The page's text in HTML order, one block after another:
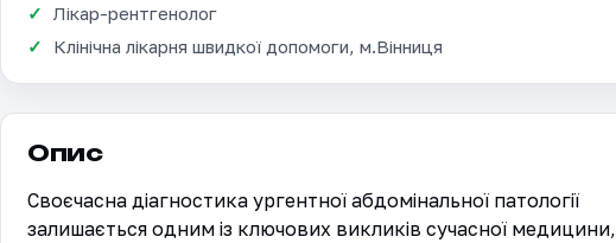
Лікар-рентгенолог
Клінічна лікарня швидкої допомоги, м.Вінниця
Опис
Своєчасна діагностика ургентної абдомінальної патології
залишається одним із ключових викликів сучасної медицини,